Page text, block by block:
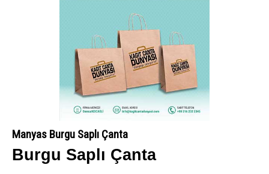
Manyas Burgu Saplı Çanta
Burgu Saplı Çanta